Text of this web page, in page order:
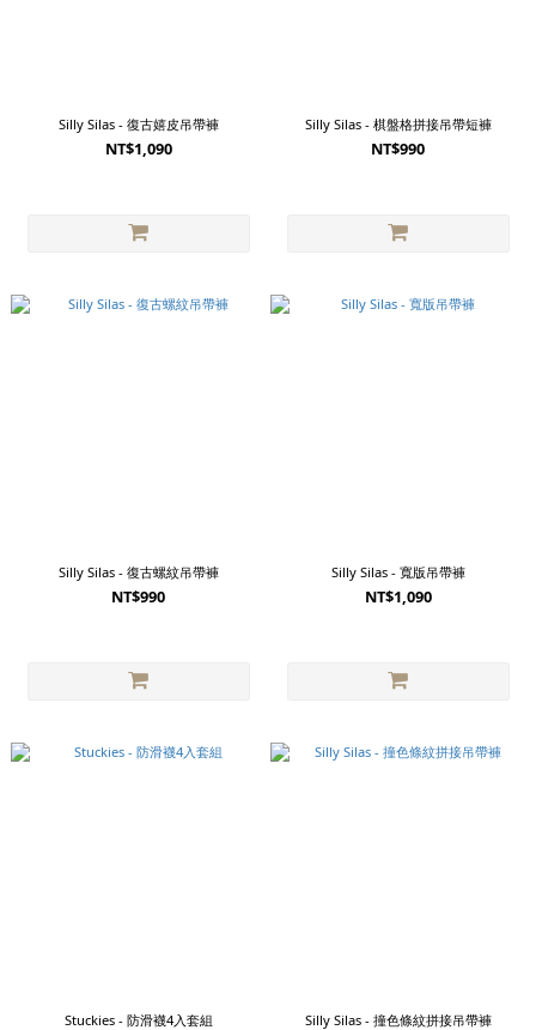
Silly Silas - 復古嬉皮吊帶褲
NT$1,090
Silly Silas - 棋盤格拼接吊帶短褲
NT$990
Silly Silas - 復古螺紋吊帶褲
NT$990
Silly Silas - 寬版吊帶褲
NT$1,090
Stuckies - 防滑襪4入套組 Silly Silas - 撞色條紋拼接吊帶褲